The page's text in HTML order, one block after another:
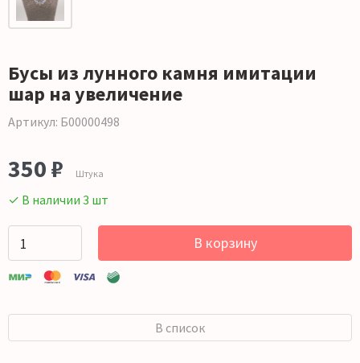
Бусы из лунного камня имитации
шар на увеличение
Артикул: Б00000498
350 ₽ Штука
✓ В наличии 3 шт
В корзину
В список